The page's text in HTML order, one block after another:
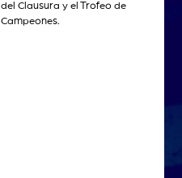
del Clausura y el Trofeo de
Campeones.